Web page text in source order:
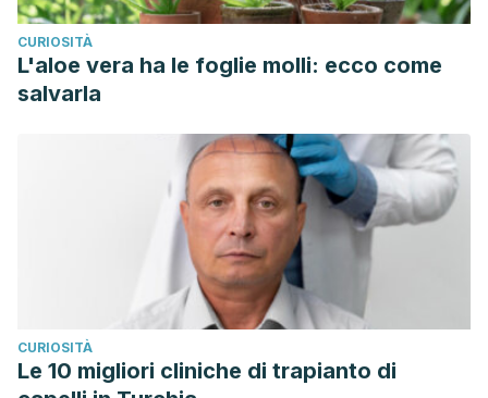
CURIOSITÀ
L'aloe vera ha le foglie molli: ecco come
salvarla
CURIOSITÀ
Le 10 migliori cliniche di trapianto di